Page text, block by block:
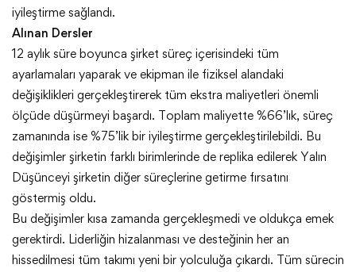
iyileştirme sağlandı.
Alınan Dersler
12 aylık süre boyunca şirket süreç içerisindeki tüm
ayarlamaları yaparak ve ekipman ile fiziksel alandaki
değişiklikleri gerçekleştirerek tüm ekstra maliyetleri önemli
ölçüde düşürmeyi başardı. Toplam maliyette %66’lık, süreç
zamanında ise %75’lik bir iyileştirme gerçekleştirilebildi. Bu
değişimler şirketin farklı birimlerinde de replika edilerek Yalın
Düşünceyi şirketin diğer süreçlerine getirme fırsatını
göstermiş oldu.
Bu değişimler kısa zamanda gerçekleşmedi ve oldukça emek
gerektirdi. Liderliğin hizalanması ve desteğinin her an
hissedilmesi tüm takımı yeni bir yolculuğa çıkardı. Tüm sürecin